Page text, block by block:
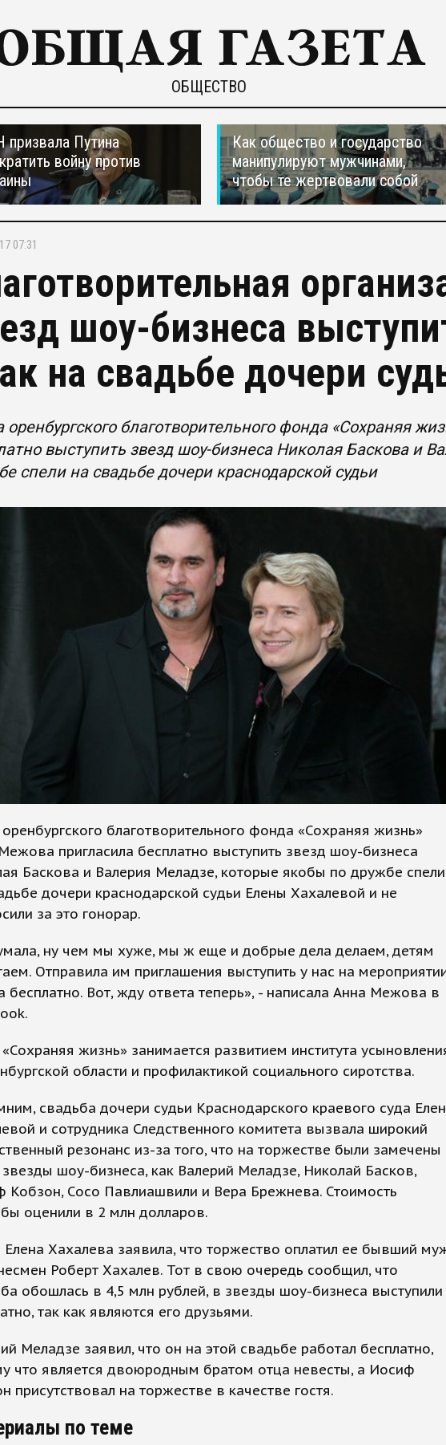
ОБЩЕСТВО
призвала Путина
войну против
Как общество и государство
манипулируют мужчинами,
чтобы те жертвовали собой
07:31
шоу-бизнеса
на свадьбе дочери
оренбургского благотворительного фонда «Сохраняя
выступить звезд шоу-бизнеса Николая Баскова и
спели на свадьбе дочери краснодарской судьи
оренбургского благотворительного фонда «Сохраняя жизнь»
пригласила бесплатно выступить звезд шоу-бизнеса
Баскова и Валерия Меладзе, которые якобы по дружбе спели
дочери краснодарской судьи Елены Хахалевой и не
за это гонорар.
ну чем мы хуже, мы ж еще и добрые дела делаем, детям
Отправила им приглашения выступить у нас на
бесплатно. Вот, жду ответа теперь», - написала Анна Межова в
жизнь» занимается развитием института
области и профилактикой социального сиротства.
свадьба дочери судьи Краснодарского краевого суда
и сотрудника Следственного комитета вызвала широкий
резонанс из-за того, что на торжестве были замечены
звезды шоу-бизнеса, как Валерий Меладзе, Николай Басков,
Кобзон, Сосо Павлиашвили и Вера Брежнева. Стоимость
оценили в 2 млн долларов.
Елена Хахалева заявила, что торжество оплатил ее бывший
Роберт Хахалев. Тот в свою очередь сообщил, что
обошлась в 4,5 млн рублей, в звезды шоу-бизнеса выступили
так как являются его друзьями.
Меладзе заявил, что он на этой свадьбе работал бесплатно,
что является двоюродным братом отца невесты, а Иосиф
присутствовал на торжестве в качестве гостя.
по теме